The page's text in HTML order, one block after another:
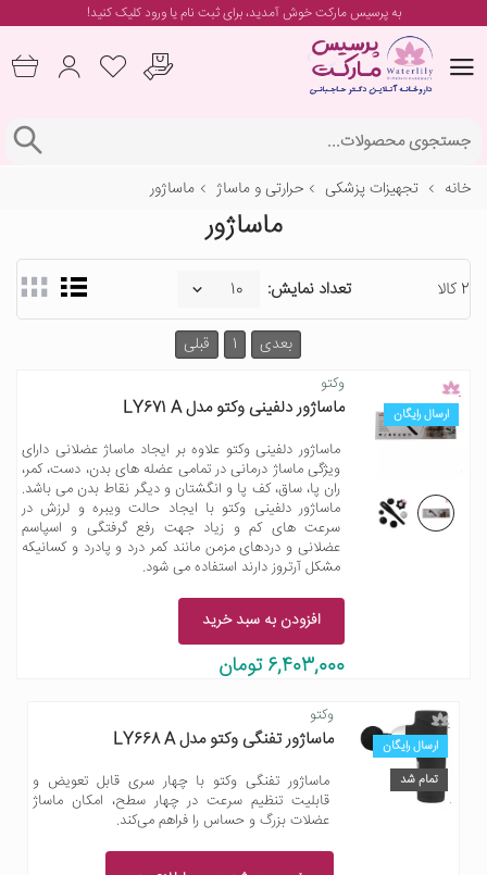
به پرسیس مارکت خوش آمدید، برایثبت نام یا ورودکلیک کنید!
خانه تجهیزات پزشکی حرارتی و ماساژ ماساژور
ماساژور
2 کالا تعداد نمایش:
قبلی 1 بعدی
ارسال رایگان
وکتو
ماساژور دلفینی وکتو مدل LY671 A
ماساژور دلفینی وکتو علاوه بر ایجاد ماساژ عضلانی دارای
ویژگی ماساژ درمانی در تمامی عضله های بدن، دست، کمر،
ران پا، ساق، کف پا و انگشتان و دیگر نقاط بدن می باشد.
ماساژور دلفینی وکتو با ایجاد حالت ویبره و لرزش در
سرعت های کم و زیاد جهت رفع گرفتگی و اسپاسم
عضلانی و دردهای مزمن مانند کمر درد و پادرد و کسانیکه
مشکل آرتروز دارند استفاده می شود.
افزودن به سبد خرید
6,403,000 تومان
ارسال رایگان
تمام شد
وکتو
ماساژور تفنگی وکتو مدل LY668 A
ماساژور تفنگی وکتو با چهار سری قابل تعویض و
قابلیت تنظیم سرعت در چهار سطح، امکان ماساژ
عضلات بزرگ و حساس را فراهم می‌کند.